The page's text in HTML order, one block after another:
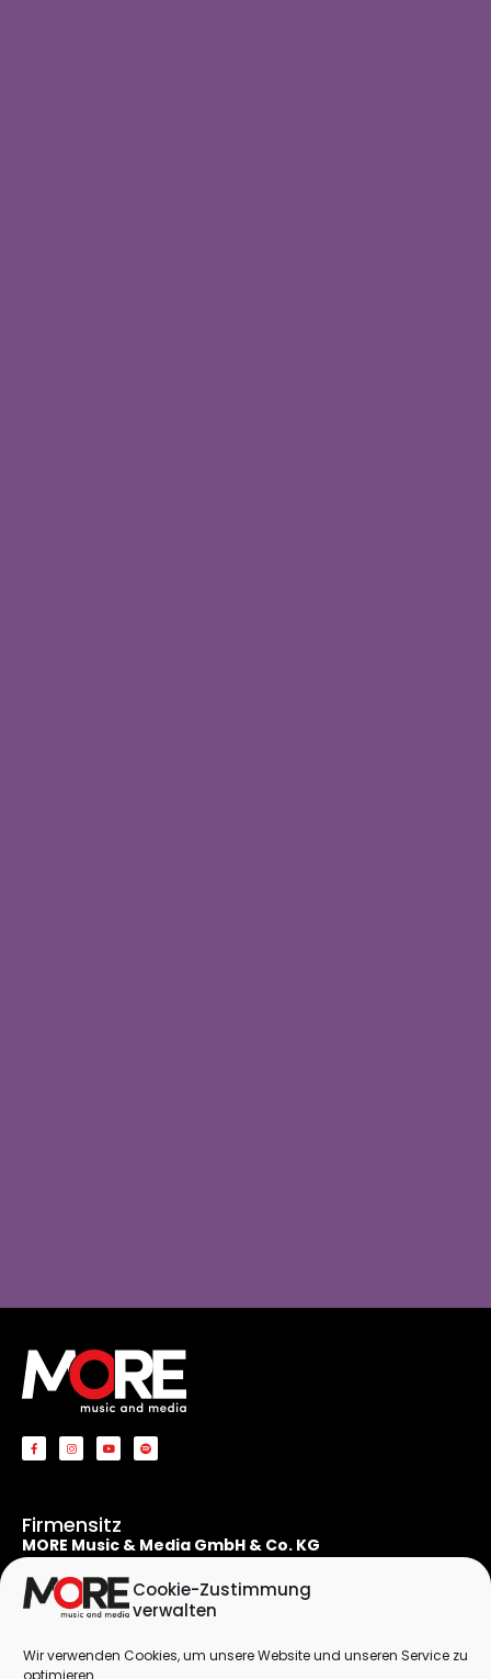
Cookie-Zustimmung
verwalten
Wir verwenden Cookies, um unsere Website und unseren Service zu
optimieren.
Firmensitz
MORE Music & Media GmbH & Co. KG
Apostelnstraße 19
50667 Köln
Deutschland
Rechtliches
Kontaktformular